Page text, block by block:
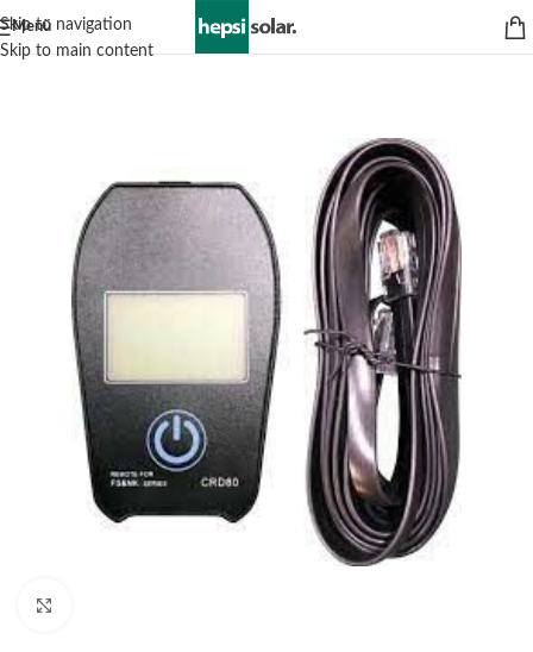
Skip to navigation
Skip to main content
Menü